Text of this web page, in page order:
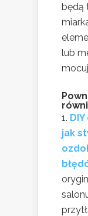
będą
lub
jak